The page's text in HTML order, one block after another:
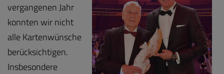
vergangenen Jahr
konnten wir nicht
alle Kartenwünsche
berücksichtigen.
Insbesondere